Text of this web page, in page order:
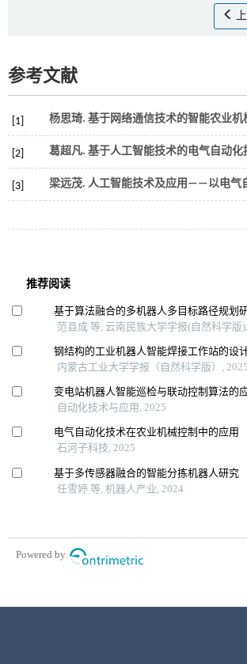
参考文献
[1] 杨思琦. 基于网络通信技术的智能农业
[2] 葛超凡. 基于人工智能技术的电气自动化
[3] 梁远茂. 人工智能技术及应用——以电气